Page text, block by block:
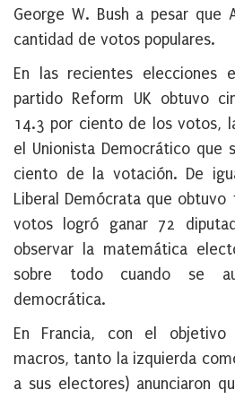
George W. Bush a pesar que
cantidad de votos populares.
En las recientes elecciones
partido Reform UK obtuvo
14.3 por ciento de los votos,
el Unionista Democrático que
ciento de la votación. De
Liberal Demócrata que
votos logró ganar 72
observar la matemática
sobre todo cuando se
democrática.
En Francia, con el objetivo
macros, tanto la izquierda
a sus electores) anunciaron